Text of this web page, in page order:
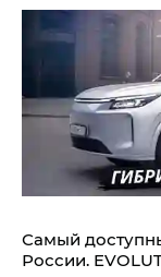
Самый
России.